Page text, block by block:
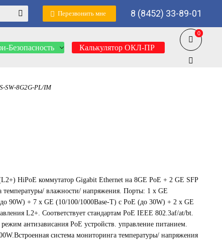
Перезвонить мне 8 (8452) 33-89-01
0
0
Безопасность Калькулятор ОКЛ-ПР
SW-8G2G-PL/IM
HiPoE коммутатор Gigabit Ethernet на 8GE PoE + 2 GE SFP
температуры/ влажности/ напряжения. Порты: 1 x GE
90W) + 7 x GE (10/100/1000Base-T) с PoE (до 30W) + 2 x GE
L2+. Соответствует стандартам PoE IEEE 802.3af/at/bt.
антизависания PoE устройств. управление питанием.
система мониторинга температуры/ напряжения